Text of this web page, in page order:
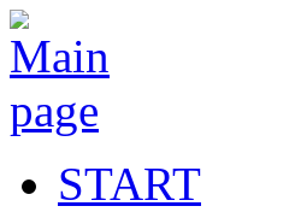
START